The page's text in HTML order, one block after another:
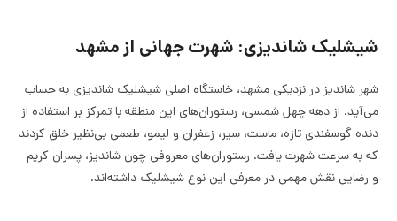
شیشلیک شاندیزی: شهرت جهانی از مشهد
شهر شاندیز در نزدیکی مشهد، خاستگاه اصلی شیشلیک شاندیزی به حساب
می‌آید. از دهه چهل شمسی، رستوران‌های این منطقه با تمرکز بر استفاده از
دنده گوسفندی تازه، ماست، سیر، زعفران و لیمو، طعمی بی‌نظیر خلق کردند
که به سرعت شهرت یافت. رستوران‌های معروفی چون شاندیز، پسران کریم
و رضایی نقش مهمی در معرفی این نوع شیشلیک داشته‌اند.